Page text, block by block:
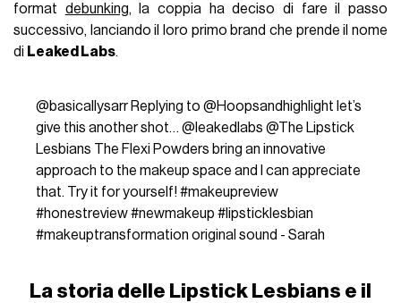
format debunking, la coppia ha deciso di fare il passo
successivo, lanciando il loro primo brand che prende il nome
di Leaked Labs.
@basicallysarrReplying to @Hoopsandhighlight let’s
give this another shot… @leakedlabs @The Lipstick
Lesbians The Flexi Powders bring an innovative
approach to the makeup space and I can appreciate
that. Try it for yourself! #makeupreview
#honestreview#newmakeup #lipsticklesbian
#makeuptransformation original sound - Sarah
La storia delle Lipstick Lesbians e il